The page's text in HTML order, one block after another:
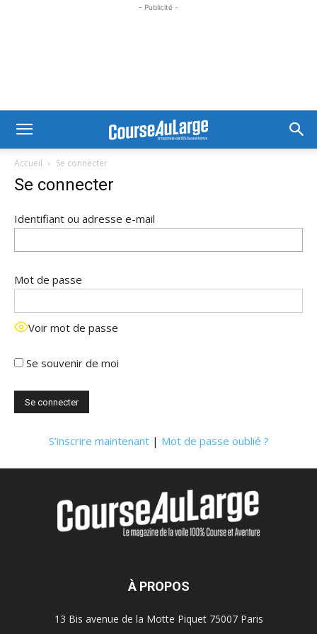
- Publicité -
Accueil Se connecter
Se connecter
Identifiant ou adresse e-mail
Mot de passe
Voir mot de passe
Se souvenir de moi
S’inscrire maintenant| Mot de passe oublié ?
À PROPOS
13 Bis avenue de la Motte Piquet 75007 Paris